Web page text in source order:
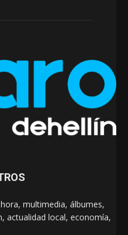
multimedia, álbumes,
actualidad local, economía,